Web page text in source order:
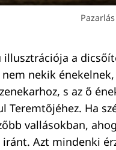
Pazarlás
a
nekik
s az ő
Ha
vallásokban,
Azt mindenki